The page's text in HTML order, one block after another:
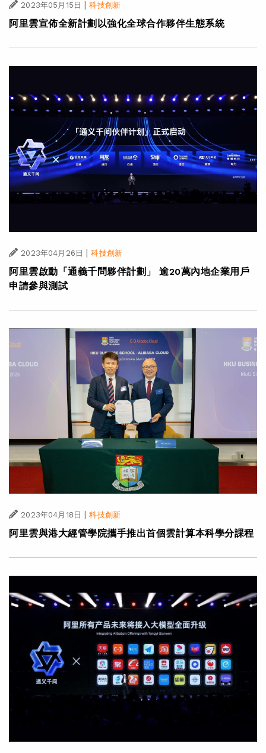
2023年05月15日 科技創新
阿里雲宣佈全新計劃以強化全球合作夥伴生態系統
2023年04月26日 | 科技創新
阿里雲啟動「通義千問夥伴計劃」 逾20萬內地企業用戶
申請參與測試
2023年04月18日 科技創新
阿里雲與港大經管學院攜手推出首個雲計算本科學分課程